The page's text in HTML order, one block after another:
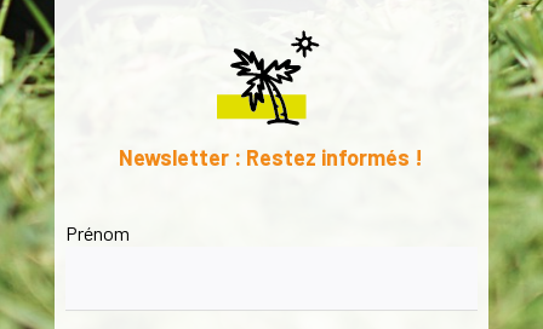
Newsletter : Restez informés !
Prénom